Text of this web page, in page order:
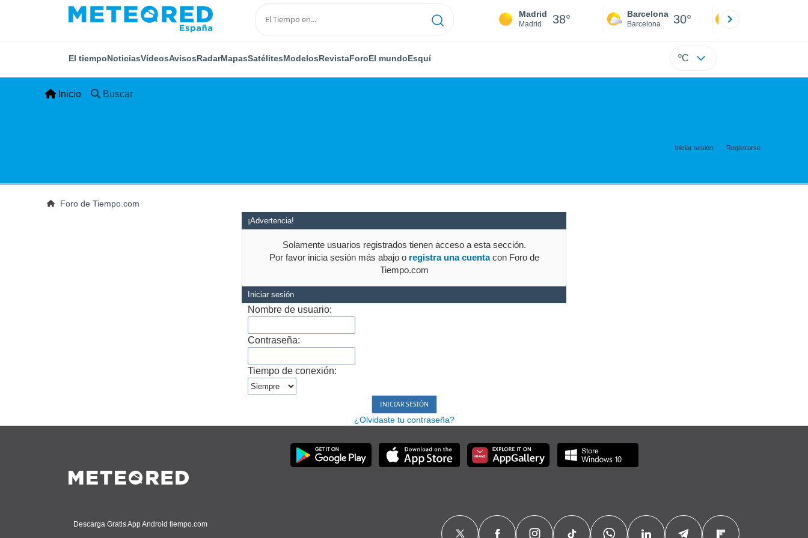
Madrid
Madrid 38° Barcelona
Barcelona 30°
El tiempoNoticiasVídeosAvisosRadarMapasSatélitesModelosRevistaForoEl mundoEsquí ºC
Inicio Buscar
Iniciar sesión Registrarse
Foro de Tiempo.com
¡Advertencia!
Solamente usuarios registrados tienen acceso a esta sección.
Por favor inicia sesión más abajo o registra una cuentacon Foro de
Tiempo.com
Iniciar sesión
Nombre de usuario:
Contraseña:
Tiempo de conexión:
¿Olvidaste tu contraseña?
Descarga Gratis App Android tiempo.com